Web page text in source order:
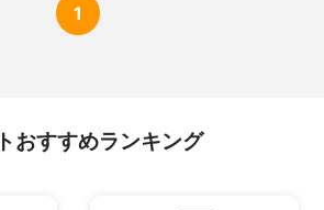
1
おすすめランキング